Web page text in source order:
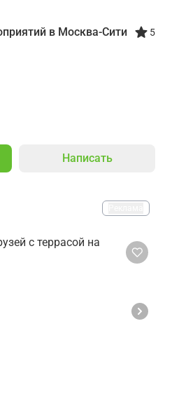
в Москва-Сити 5
Написать